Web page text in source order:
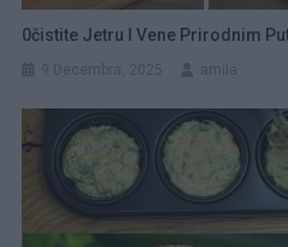
0čistite Jetru I Vene Prirodnim